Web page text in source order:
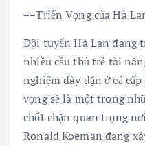
==Triển Vọng của Hà
Đội tuyển Hà Lan đang
nhiều cầu thủ trẻ tài
nghiệm dày dặn ở cả
vọng sẽ là một trong
chốt chặn quan trọng
Ronald Koeman đang